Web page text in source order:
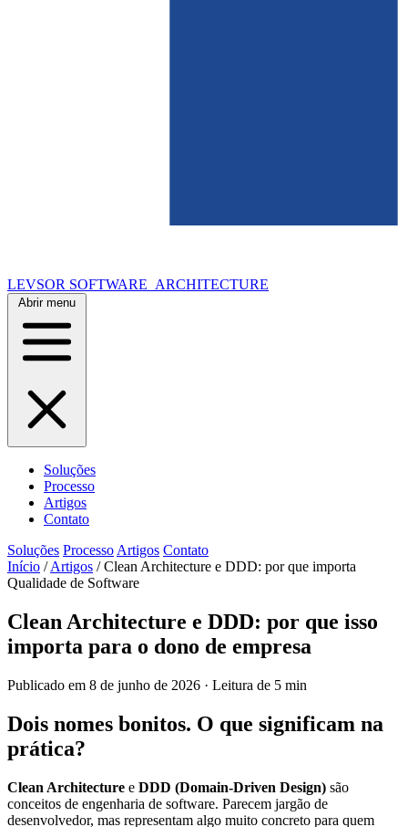
LEVSOR SOFTWARE_ARCHITECTURE
Abrir menu
Soluções
Processo
Artigos
Contato
Soluções Processo Artigos Contato
Início / Artigos / Clean Architecture e DDD: por que importa
Qualidade de Software
Clean Architecture e DDD: por que isso
importa para o dono de empresa
Publicado em 8 de junho de 2026 · Leitura de 5 min
Dois nomes bonitos. O que significam na
prática?
Clean Architecture e DDD (Domain-Driven Design) são
conceitos de engenharia de software. Parecem jargão de
desenvolvedor, mas representam algo muito concreto para quem